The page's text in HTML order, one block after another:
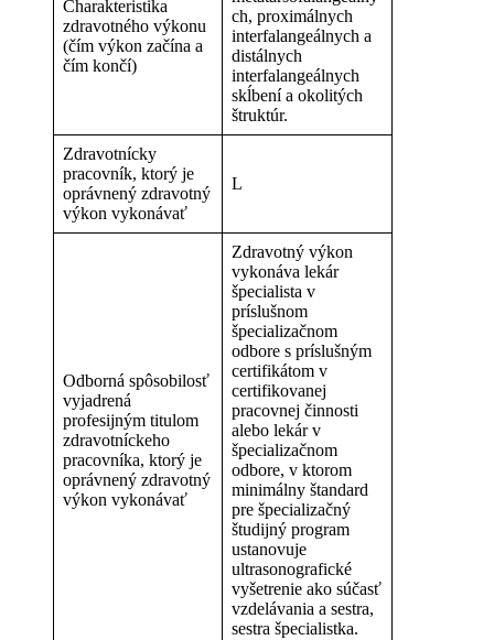
Charakteristika
zdravotného výkonu
(čím výkon začína a
čím končí)
ch, proximálnych
interfalangeálnych a
distálnych
interfalangeálnych
skĺbení a okolitých
štruktúr.
Zdravotnícky
pracovník, ktorý je
oprávnený zdravotný
výkon vykonávať
L
Odborná spôsobilosť
vyjadrená
profesijným titulom
zdravotníckeho
pracovníka, ktorý je
oprávnený zdravotný
výkon vykonávať
Zdravotný výkon
vykonáva lekár
špecialista v
príslušnom
špecializačnom
odbore s príslušným
certifikátom v
certifikovanej
pracovnej činnosti
alebo lekár v
špecializačnom
odbore, v ktorom
minimálny štandard
pre špecializačný
študijný program
ustanovuje
ultrasonografické
vyšetrenie ako súčasť
vzdelávania a sestra,
sestra špecialistka.